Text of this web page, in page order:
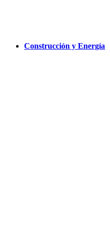
Construcción y Energía